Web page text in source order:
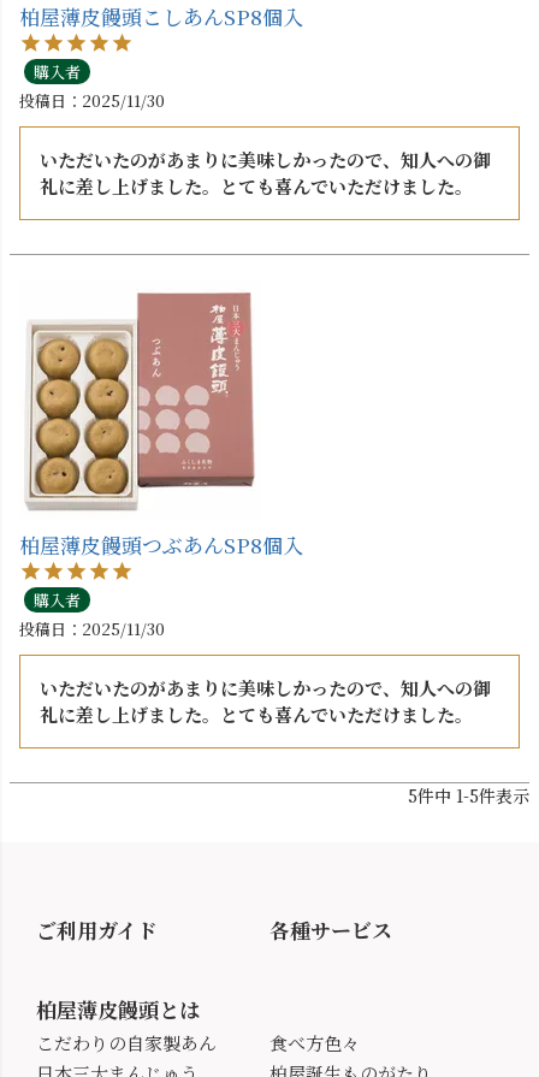
柏屋薄皮饅頭こしあんSP8個入
購入者
投稿日
2025/11/30
いただいたのがあまりに美味しかったので、知人への御
礼に差し上げました。とても喜んでいただけました。
柏屋薄皮饅頭つぶあんSP8個入
購入者
投稿日
2025/11/30
いただいたのがあまりに美味しかったので、知人への御
礼に差し上げました。とても喜んでいただけました。
5件中 1-5件表示
ご利用ガイド 各種サービス
柏屋薄皮饅頭とは
こだわりの自家製あん
食べ方色々